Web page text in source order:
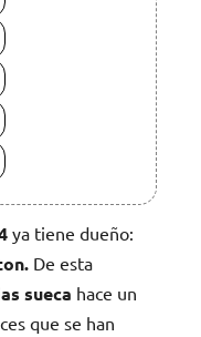
ya tiene dueño:
De esta
sueca hace un
que se han